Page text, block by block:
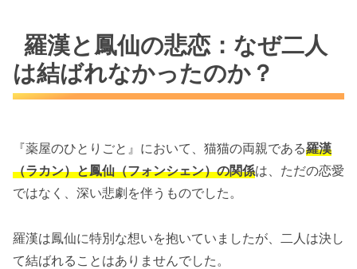
羅漢と鳳仙の悲恋：なぜ二人
は結ばれなかったのか？
『薬屋のひとりごと』において、猫猫の両親である羅漢
（ラカン）と鳳仙（フォンシェン）の関係は、ただの恋愛
ではなく、深い悲劇を伴うものでした。
羅漢は鳳仙に特別な想いを抱いていましたが、二人は決し
て結ばれることはありませんでした。